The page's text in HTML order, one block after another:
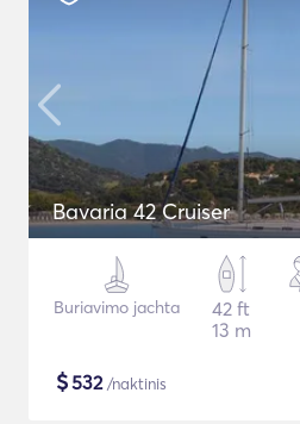
Bavaria 42 Cruiser
Buriavimo jachta
42 ft
13 m
$532/naktinis